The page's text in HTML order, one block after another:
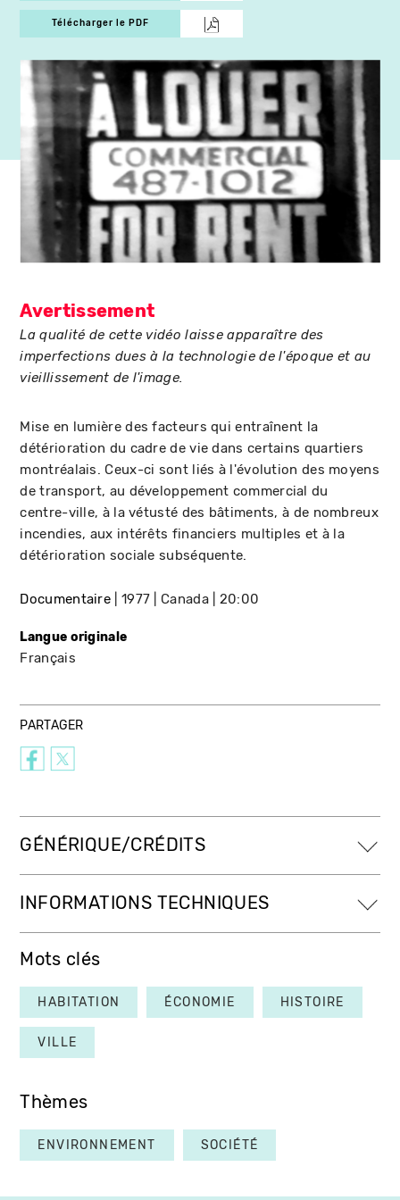
Télécharger le PDF
Avertissement
La qualité de cette vidéo laisse apparaître des
imperfections dues à la technologie de l'époque et au
vieillissement de l'image.
Mise en lumière des facteurs qui entraînent la
détérioration du cadre de vie dans certains quartiers
montréalais. Ceux-ci sont liés à l'évolution des moyens
de transport, au développement commercial du
centre-ville, à la vétusté des bâtiments, à de nombreux
incendies, aux intérêts financiers multiples et à la
détérioration sociale subséquente.
Documentaire 1977 Canada 20:00
Langue originale
Français
PARTAGER
GÉNÉRIQUE/CRÉDITS
INFORMATIONS TECHNIQUES
Mots clés
HABITATION ÉCONOMIE HISTOIRE
VILLE
Thèmes
ENVIRONNEMENT SOCIÉTÉ